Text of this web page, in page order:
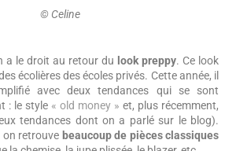
©️ Celine
a le droit au retour du look preppy. Ce look
écolières des écoles privés. Cette année, il
avec deux tendances qui se sont
: le style « old money » et, plus récemment,
tendances dont on a parlé sur le blog).
on retrouve beaucoup de pièces classiques